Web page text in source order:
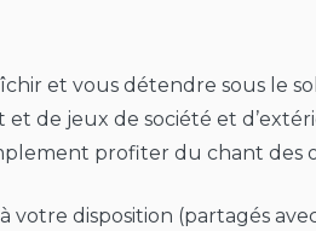
et vous détendre sous le
et de jeux de société et
profiter du chant des
votre disposition (partagés